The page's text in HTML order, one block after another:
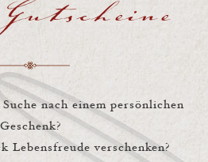
nach einem persönlichen
Geschenk?
Lebensfreude verschenken?